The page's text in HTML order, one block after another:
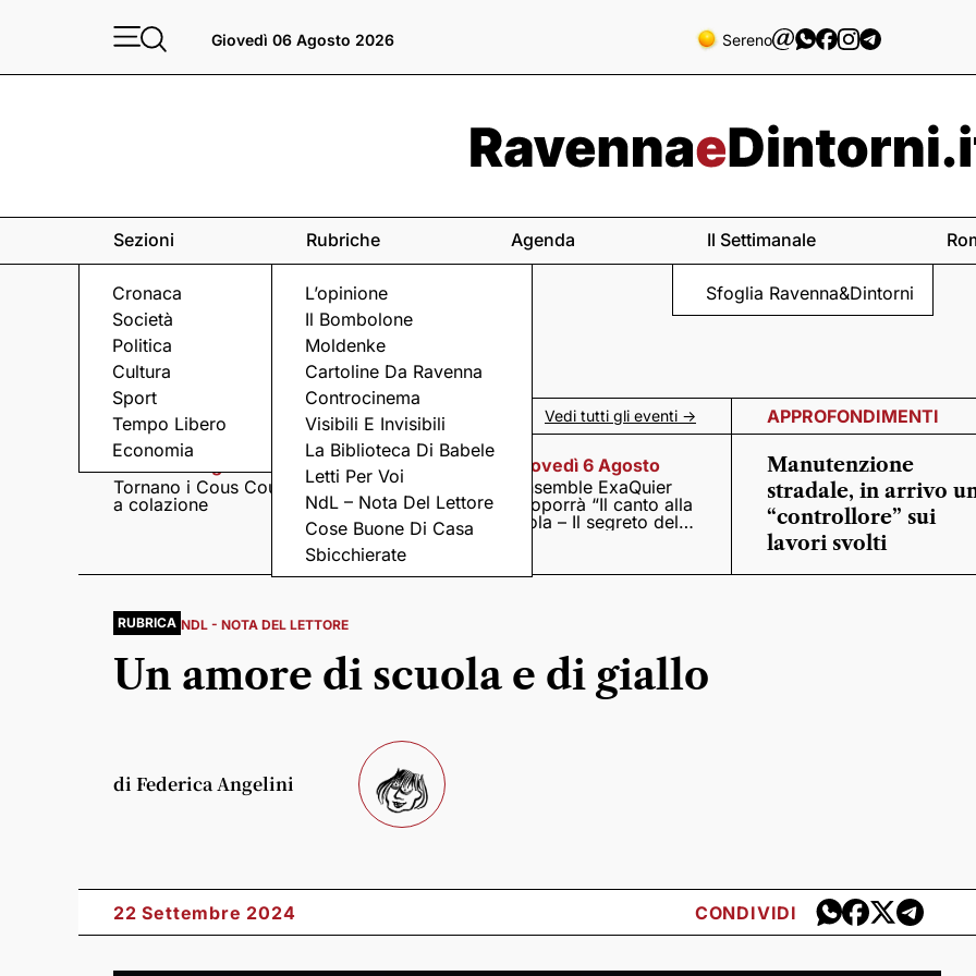
Giovedì 06 Agosto 2026 Sereno
Sezioni
Cronaca
Società
Politica
Cultura
Sport
Tempo Libero
Economia
Rubriche
L’opinione
Il Bombolone
Moldenke
Cartoline Da Ravenna
Controcinema
Visibili E Invisibili
La Biblioteca Di Babele
Letti Per Voi
NdL – Nota Del Lettore
Cose Buone Di Casa
Sbicchierate
Agenda Il Settimanale
Sfoglia Ravenna&Dintorni
Eventi a Ravenna e dintorni Vedi tutti gli eventi ->
Tornano i Cous Cous
a colazione
Giovedì 6 Agosto
Visita serale nella
Pieve romanica di
San Pietro in Sylvis
Giovedì 6 Agosto
Ensemble ExaQuier
proporrà “Il canto alla
viola – Il segreto del
APPROFONDIMENTI
Manutenzione
stradale, in arrivo
“controllore” sui
lavori svolti
RUBRICA NDL - NOTA DEL LETTORE
Un amore di scuola e di giallo
di Federica Angelini
22 Settembre 2024 CONDIVIDI